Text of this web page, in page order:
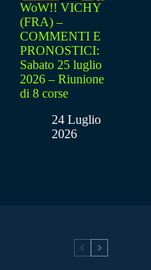
WoW!! VICHY
(FRA) –
COMMENTI E
PRONOSTICI:
Sabato 25 luglio
2026 – Riunione
di 8 corse
24 Luglio
2026